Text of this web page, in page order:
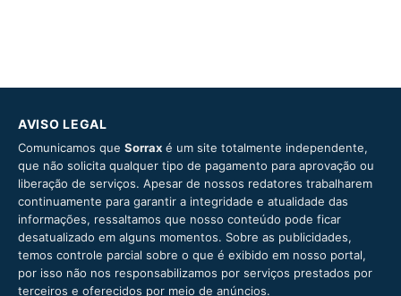
AVISO LEGAL
Comunicamos que Sorrax é um site totalmente independente,
que não solicita qualquer tipo de pagamento para aprovação ou
liberação de serviços. Apesar de nossos redatores trabalharem
continuamente para garantir a integridade e atualidade das
informações, ressaltamos que nosso conteúdo pode ficar
desatualizado em alguns momentos. Sobre as publicidades,
temos controle parcial sobre o que é exibido em nosso portal,
por isso não nos responsabilizamos por serviços prestados por
terceiros e oferecidos por meio de anúncios.